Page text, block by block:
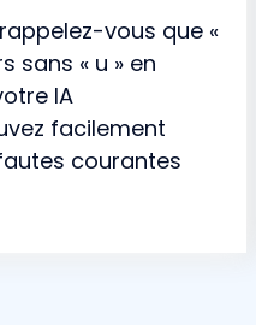
vous que «
sans « u » en
IA
facilement
courantes